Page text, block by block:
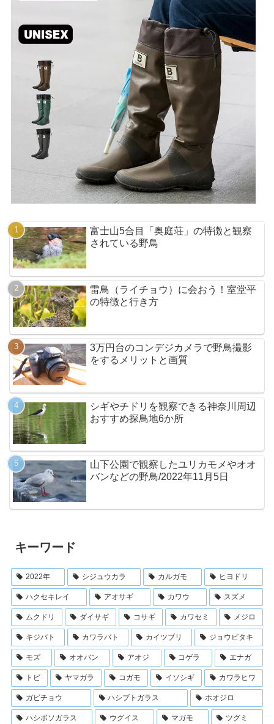
富士山5合目「奥庭荘」の特徴と観察
されている野鳥
雷鳥（ライチョウ）に会おう！室堂平
の特徴と行き方
3万円台のコンデジカメラで野鳥撮影
をするメリットと画質
シギやチドリを観察できる神奈川周辺
おすすめ探鳥地6か所
山下公園で観察したユリカモメやオオ
バンなどの野鳥/2022年11月5日
キーワード
2022年 シジュウカラ カルガモ ヒヨドリ
ハクセキレイ アオサギ カワウ スズメ
ムクドリ ダイサギ コサギ カワセミ メジロ
キジバト カワラバト カイツブリ ジョウビタキ
モズ オオバン アオジ コゲラ エナガ
トビ ヤマガラ コガモ イソシギ カワラヒワ
ガビチョウ ハシブトガラス ホオジロ
ハシボソガラス ウグイス マガモ ツグミ